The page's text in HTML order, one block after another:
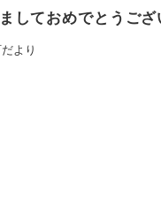
しておめでとうござ
より